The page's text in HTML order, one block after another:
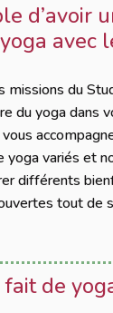
d’avoir
avec
missions du
du yoga dans
yoga variés et
différents
tout de
fait de